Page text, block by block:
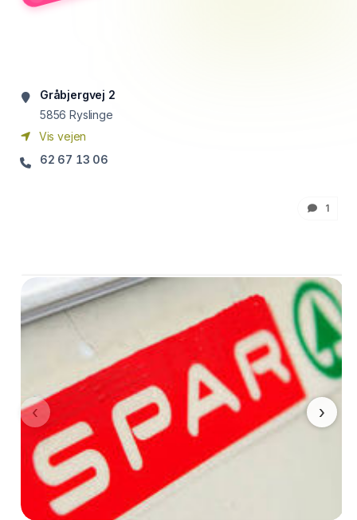
Gråbjergvej 2
5856 Ryslinge
Vis vejen
62 67 13 06
1
‹ ›